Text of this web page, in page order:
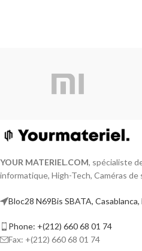
YOUR MATERIEL.COM, spécialiste
informatique, High-Tech, Caméras de
Bloc28 N69Bis SBATA,
Phone: +(212) 660 68 01 74
Fax: +(212) 660 68 01 74